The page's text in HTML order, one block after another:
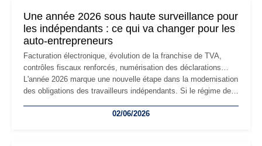
Une année 2026 sous haute surveillance pour
les indépendants : ce qui va changer pour les
auto-entrepreneurs
Facturation électronique, évolution de la franchise de TVA,
contrôles fiscaux renforcés, numérisation des déclarations…
L'année 2026 marque une nouvelle étape dans la modernisation
des obligations des travailleurs indépendants. Si le régime de
les auto-entrepreneurs devront s'adapter à un environnement
02/06/2026